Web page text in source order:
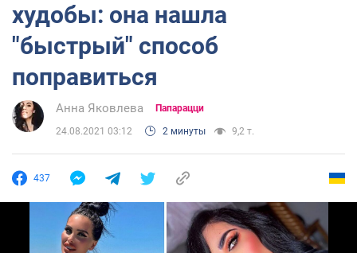
худобы: она нашла
"быстрый" способ
поправиться
Анна Яковлева Папарацци
24.08.2021 03:12 2 минуты 9,2 т.
437